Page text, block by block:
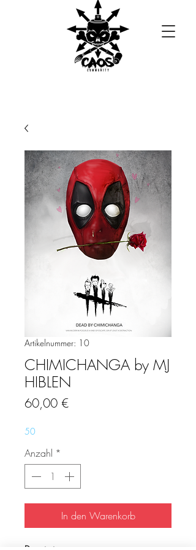
Artikelnummer: 10
CHIMICHANGA by MJ
HIBLEN
60,00 €Preis
50
Anzahl *
In den Warenkorb